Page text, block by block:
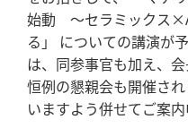
始動 ～セラミックス
る」 についての講演が
は、同参事官も加え、
恒例の懇親会も開催さ
いますよう併せてご案内